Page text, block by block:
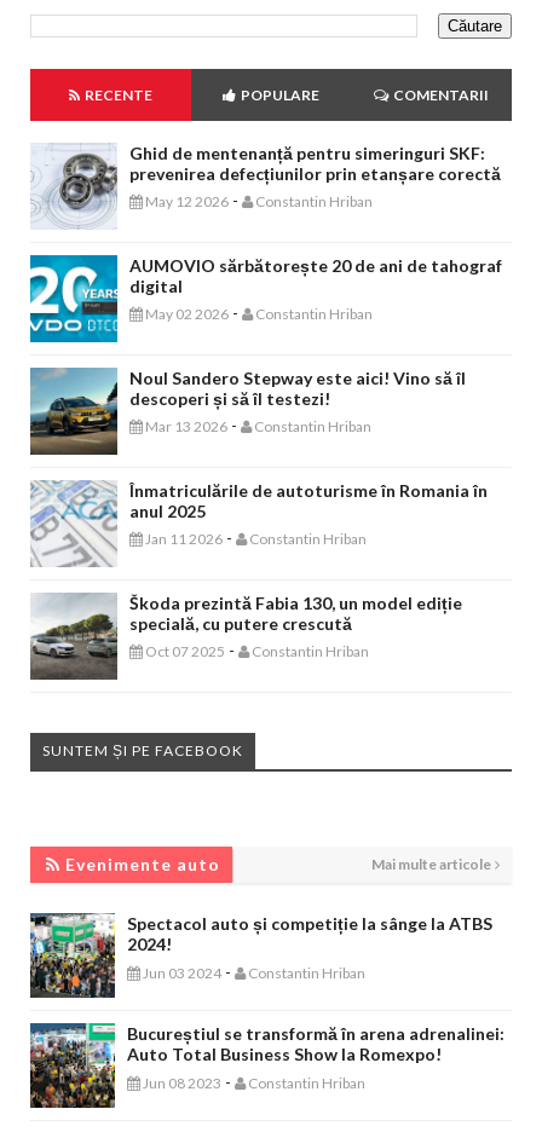
RECENTE POPULARE COMENTARII
Ghid de mentenanță pentru simeringuri SKF:
prevenirea defecțiunilor prin etanșare corectă
May 12 2026 - Constantin Hriban
AUMOVIO sărbătorește 20 de ani de tahograf
digital
May 02 2026 - Constantin Hriban
Noul Sandero Stepway este aici! Vino să îl
descoperi și să îl testezi!
Mar 13 2026 - Constantin Hriban
Înmatriculările de autoturisme în Romania în
anul 2025
Jan 11 2026 - Constantin Hriban
Škoda prezintă Fabia 130, un model ediție
specială, cu putere crescută
Oct 07 2025 - Constantin Hriban
SUNTEM ȘI PE FACEBOOK
Evenimente auto Mai multe articole
Spectacol auto și competiție la sânge la ATBS
2024!
Jun 03 2024 - Constantin Hriban
Bucureștiul se transformă în arena adrenalinei:
Auto Total Business Show la Romexpo!
Jun 08 2023 - Constantin Hriban